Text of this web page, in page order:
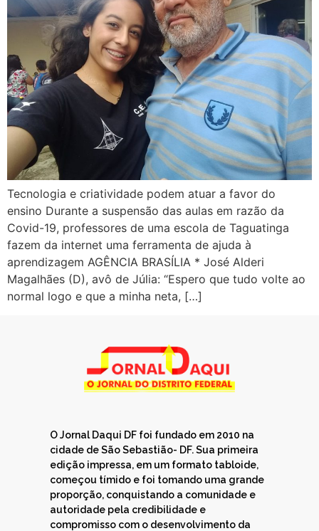
Tecnologia e criatividade podem atuar a favor do
ensino Durante a suspensão das aulas em razão da
Covid-19, professores de uma escola de Taguatinga
fazem da internet uma ferramenta de ajuda à
aprendizagem AGÊNCIA BRASÍLIA * José Alderi
Magalhães (D), avô de Júlia: “Espero que tudo volte ao
normal logo e que a minha neta, […]
O Jornal Daqui DF foi fundado em 2010 na
cidade de São Sebastião- DF. Sua primeira
edição impressa, em um formato tabloide,
começou tímido e foi tomando uma grande
proporção, conquistando a comunidade e
autoridade pela credibilidade e
compromisso com o desenvolvimento da